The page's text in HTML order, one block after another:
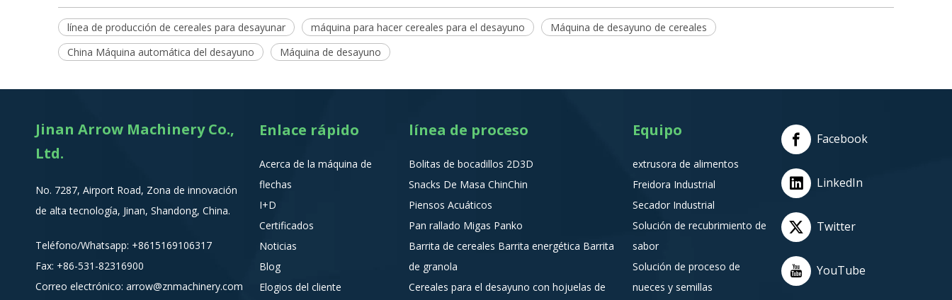
línea de producción de cereales para desayunar máquina para hacer cereales para el desayuno
Máquina de desayuno de cereales
China Máquina automática del desayuno
Máquina de desayuno
Jinan Arrow Machinery Co.,
Ltd.
No. 7287, Airport Road, Zona de innovación
de alta tecnología, Jinan, Shandong, China.
Teléfono/Whatsapp: +8615169106317
Fax: +86-531-82316900
Correo electrónico: arrow@znmachinery.com
Enlace rápido
Acerca de la máquina de
flechas
I+D
Certificados
Noticias
Blog
Elogios del cliente
línea de proceso
Bolitas de bocadillos 2D3D
Snacks De Masa ChinChin
Piensos Acuáticos
Pan rallado Migas Panko
Barrita de cereales Barrita energética Barrita
de granola
Cereales para el desayuno con hojuelas de
Equipo
extrusora de alimentos
Freidora Industrial
Secador Industrial
Solución de recubrimiento de
sabor
Solución de proceso de
nueces y semillas
Facebook
LinkedIn
Twitter
YouTube